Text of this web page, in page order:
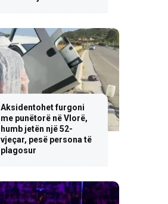
Aksidentohet furgoni
me punëtorë në Vlorë,
humb jetën një 52-
vjeçar, pesë persona të
plagosur